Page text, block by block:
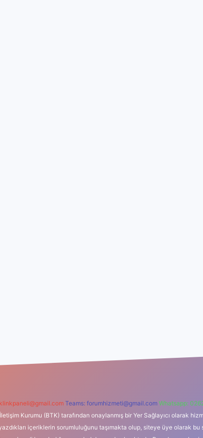
Teams: forumhizmeti@gmail.com Whatsapp:
Kurumu (BTK) tarafından onaylanmış bir Yer Sağlayıcı olarak
içeriklerin sorumluluğunu taşımakta olup, siteye üye olarak